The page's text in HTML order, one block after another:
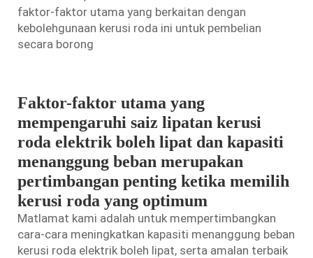
faktor-faktor utama yang berkaitan dengan
kebolehgunaan kerusi roda ini untuk pembelian
secara borong
Faktor-faktor utama yang
mempengaruhi saiz lipatan kerusi
roda elektrik boleh lipat dan kapasiti
menanggung beban merupakan
pertimbangan penting ketika memilih
kerusi roda yang optimum
Matlamat kami adalah untuk mempertimbangkan
cara-cara meningkatkan kapasiti menanggung beban
kerusi roda elektrik boleh lipat, serta amalan terbaik